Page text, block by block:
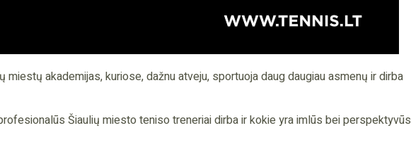
miestų akademijas, kuriose, dažnu atveju, sportuoja daug daugiau asmenų ir dirba
Šiaulių miesto teniso treneriai dirba ir kokie yra imlūs bei perspektyvūs